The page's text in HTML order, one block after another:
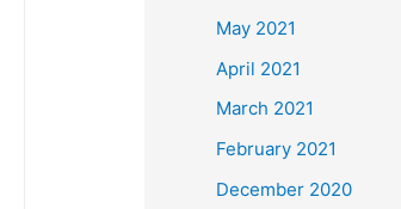
May 2021
April 2021
March 2021
February 2021
December 2020